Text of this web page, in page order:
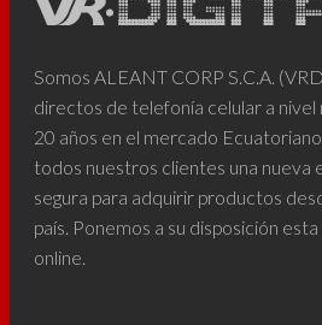
Somos ALEANT CORP S.C.A.
directos de telefonía celular a nivel
20 años en el mercado
todos nuestros clientes una nueva
segura para adquirir productos
país. Ponemos a su disposición
online.